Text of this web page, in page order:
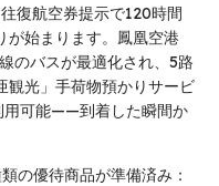
復航空券提示で120時間
が始まります。鳳凰空港
のバスが最適化され、5路
観光」手荷物預かりサービ
用可能——到着した瞬間か
の優待商品が準備済み：